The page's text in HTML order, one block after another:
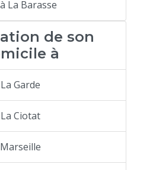
La Barasse
de son
à
La Garde
La Ciotat
Marseille